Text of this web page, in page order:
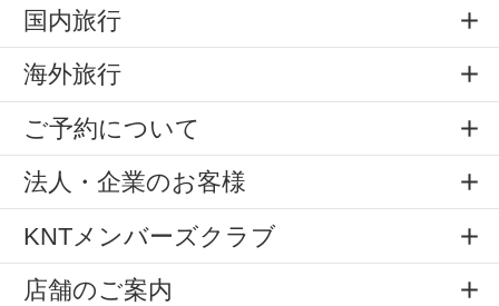
国内旅行
海外旅行
ご予約について
法人・企業のお客様
KNTメンバーズクラブ
店舗のご案内